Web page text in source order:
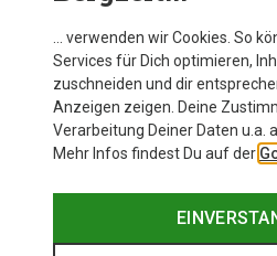
… verwenden wir Cookies. So
Services für Dich optimieren,
zuschneiden und dir
Anzeigen zeigen. Deine
Verarbeitung Deiner Daten u.a.
Mehr Infos findest Du auf der